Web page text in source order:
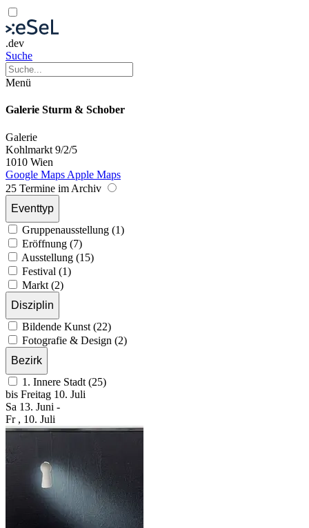
.dev
Suche
Menü
Galerie Sturm & Schober
Galerie
Kohlmarkt 9/2/5
1010 Wien
Google Maps Apple Maps
25 Termine im Archiv
Eventtyp
Gruppenausstellung (1)
Eröffnung (7)
Ausstellung (15)
Festival (1)
Markt (2)
Disziplin
Bildende Kunst (22)
Fotografie & Design (2)
Bezirk
1. Innere Stadt (25)
bis Freitag 10. Juli
Sa 13. Juni -
Fr , 10. Juli